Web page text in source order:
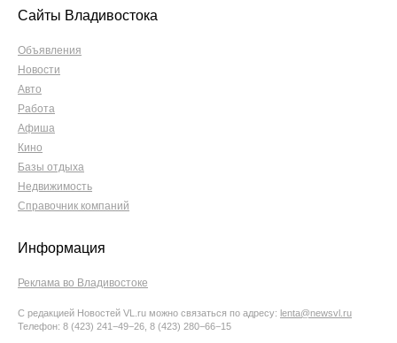
Сайты Владивостока
Объявления
Новости
Авто
Работа
Афиша
Кино
Базы отдыха
Недвижимость
Справочник компаний
Информация
Реклама во Владивостоке
С редакцией Новостей VL.ru можно связаться по адресу: lenta@newsvl.ru
Телефон: 8 (423) 241−49−26, 8 (423) 280−66−15